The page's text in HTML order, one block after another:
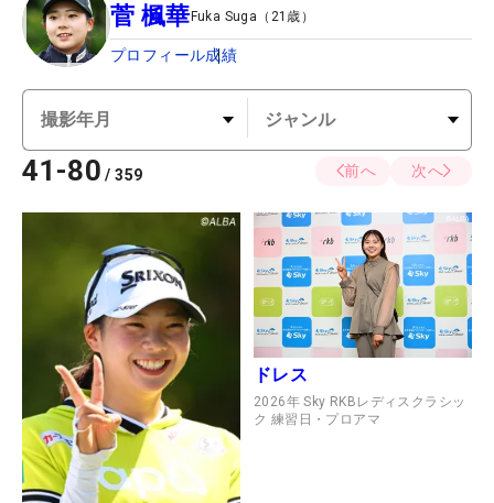
菅 楓華Fuka Suga （ 21 歳）
プロフィール成績
41 -80 /359 前へ 次へ
ドレス
2026年 Sky RKBレディスクラシッ
ク 練習日・プロアマ